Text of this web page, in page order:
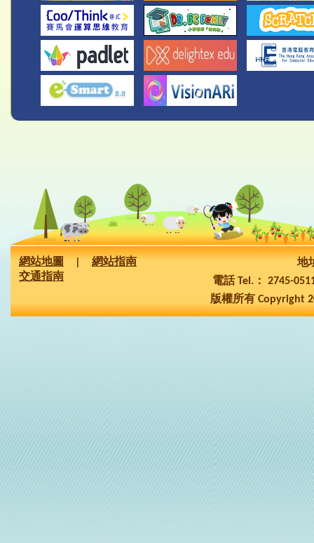
網站地圖
網站指南
交通指南
地
電話 Tel.： 2745-
版權所有 Copyright